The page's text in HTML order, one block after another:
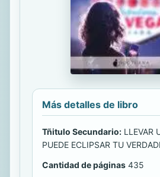
Más detalles de libro
Tñitulo Secundario: LLEVAR
PUEDE ECLIPSAR TU
Cantidad de páginas 435